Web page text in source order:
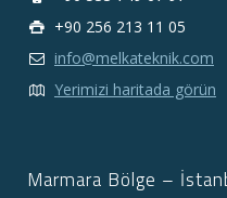
+90 256 213 11 05
info@melkateknik.com
Yerimizi haritada görün
Marmara Bölge –